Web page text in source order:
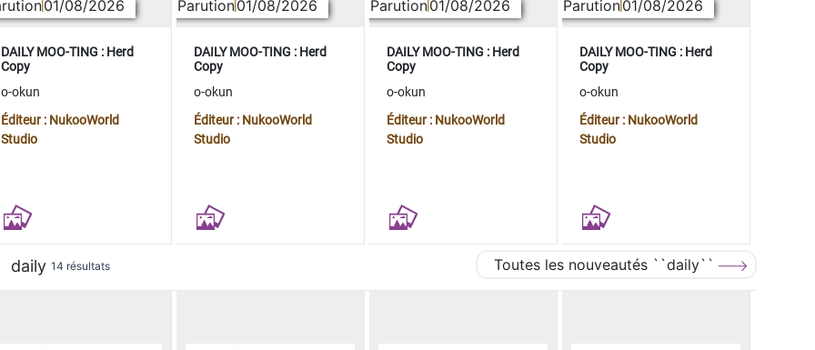
01/08/2026
DAILY MOO-TING : Herd
Copy
o-okun
Éditeur : NukooWorld
Studio
Parution01/08/2026
DAILY MOO-TING : Herd
Copy
o-okun
Éditeur : NukooWorld
Studio
Parution01/08/2026
DAILY MOO-TING : Herd
Copy
o-okun
Éditeur : NukooWorld
Studio
Parution01/08/2026
DAILY MOO-TING : Herd
Copy
o-okun
Éditeur : NukooWorld
Studio
daily 14 résultats Toutes les nouveautés ``daily``